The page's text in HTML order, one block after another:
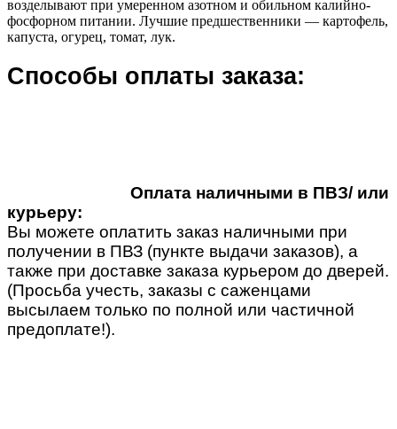
возделывают при умеренном азотном и обильном калийно-
фосфорном питании. Лучшие предшественники — картофель,
капуста, огурец, томат, лук.
Способы оплаты заказа:
Оплата наличными в ПВЗ/ или
курьеру:
Вы можете оплатить заказ наличными при
получении в ПВЗ (пункте выдачи заказов), а
также при доставке заказа курьером до дверей.
(Просьба учесть, заказы с саженцами
высылаем только по полной или частичной
предоплате!).